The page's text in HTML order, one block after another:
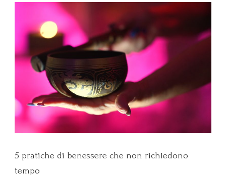
5 pratiche di benessere che non richiedono
tempo